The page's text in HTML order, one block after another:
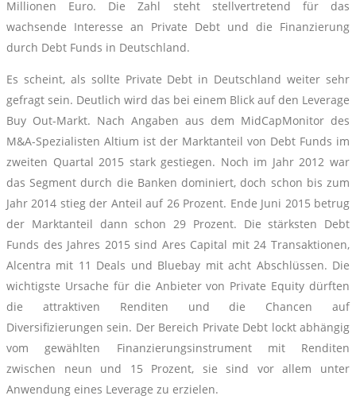
Millionen Euro. Die Zahl steht stellvertretend für das
wachsende Interesse an Private Debt und die Finanzierung
durch Debt Funds in Deutschland.
Es scheint, als sollte Private Debt in Deutschland weiter sehr
gefragt sein. Deutlich wird das bei einem Blick auf den Leverage
Buy Out-Markt. Nach Angaben aus dem MidCapMonitor des
M&A-Spezialisten Altium ist der Marktanteil von Debt Funds im
zweiten Quartal 2015 stark gestiegen. Noch im Jahr 2012 war
das Segment durch die Banken dominiert, doch schon bis zum
Jahr 2014 stieg der Anteil auf 26 Prozent. Ende Juni 2015 betrug
der Marktanteil dann schon 29 Prozent. Die stärksten Debt
Funds des Jahres 2015 sind Ares Capital mit 24 Transaktionen,
Alcentra mit 11 Deals und Bluebay mit acht Abschlüssen. Die
wichtigste Ursache für die Anbieter von Private Equity dürften
die attraktiven Renditen und die Chancen auf
Diversifizierungen sein. Der Bereich Private Debt lockt abhängig
vom gewählten Finanzierungsinstrument mit Renditen
zwischen neun und 15 Prozent, sie sind vor allem unter
Anwendung eines Leverage zu erzielen.